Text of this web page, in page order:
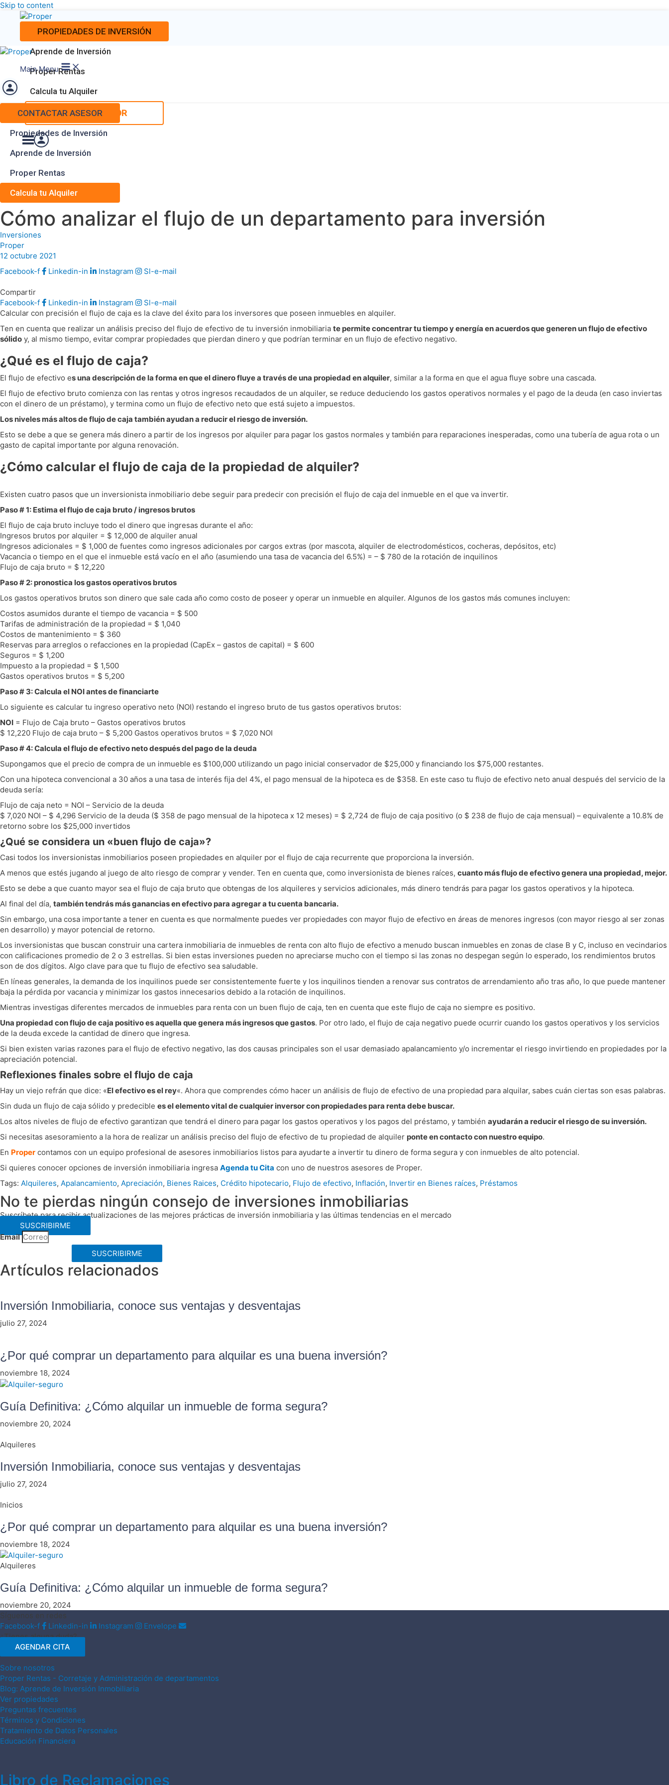
Skip to content
PROPIEDADES DE INVERSIÓN
Aprende de Inversión
Proper Rentas
Calcula tu Alquiler
CONTACTAR ASESOR
Main Menu
CONTACTAR ASESOR
Propiedades de Inversión
Aprende de Inversión
Proper Rentas
Calcula tu Alquiler
Cómo analizar el flujo de un departamento para inversión
Inversiones
Proper
12 octubre 2021
Facebook-f
Linkedin-in Instagram Sl-e-mail
Compartir
Facebook-f
Linkedin-in Instagram
Sl-e-mail
Calcular con precisión el flujo de caja es la clave del éxito para los inversores que poseen inmuebles en alquiler.
Ten en cuenta que realizar un análisis preciso del flujo de efectivo de tu inversión inmobiliaria te permite concentrar tu tiempo y energía en acuerdos que generen un flujo de efectivo
sólido y, al mismo tiempo, evitar comprar propiedades que pierdan dinero y que podrían terminar en un flujo de efectivo negativo.
¿Qué es el flujo de caja?
El flujo de efectivo es una descripción de la forma en que el dinero fluye a través de una propiedad en alquiler, similar a la forma en que el agua fluye sobre una cascada.
El flujo de efectivo bruto comienza con las rentas y otros ingresos recaudados de un alquiler, se reduce deduciendo los gastos operativos normales y el pago de la deuda (en caso inviertas
con el dinero de un préstamo), y termina como un flujo de efectivo neto que está sujeto a impuestos.
Los niveles más altos de flujo de caja también ayudan a reducir el riesgo de inversión.
Esto se debe a que se genera más dinero a partir de los ingresos por alquiler para pagar los gastos normales y también para reparaciones inesperadas, como una tubería de agua rota o un
gasto de capital importante por alguna renovación.
¿Cómo calcular el flujo de caja de la propiedad de alquiler?
Existen cuatro pasos que un inversionista inmobiliario debe seguir para predecir con precisión el flujo de caja del inmueble en el que va invertir.
Paso # 1: Estima el flujo de caja bruto / ingresos brutos
El flujo de caja bruto incluye todo el dinero que ingresas durante el año:
Ingresos brutos por alquiler = $ 12,000 de alquiler anual
Ingresos adicionales = $ 1,000 de fuentes como ingresos adicionales por cargos extras (por mascota, alquiler de electrodomésticos, cocheras, depósitos, etc)
Vacancia o tiempo en el que el inmueble está vacío en el año (asumiendo una tasa de vacancia del 6.5%) = – $ 780 de la rotación de inquilinos
Flujo de caja bruto = $ 12,220
Paso # 2: pronostica los gastos operativos brutos
Los gastos operativos brutos son dinero que sale cada año como costo de poseer y operar un inmueble en alquiler. Algunos de los gastos más comunes incluyen:
Costos asumidos durante el tiempo de vacancia = $ 500
Tarifas de administración de la propiedad = $ 1,040
Costos de mantenimiento = $ 360
Reservas para arreglos o refacciones en la propiedad (CapEx – gastos de capital) = $ 600
Seguros = $ 1,200
Impuesto a la propiedad = $ 1,500
Gastos operativos brutos = $ 5,200
Paso # 3: Calcula el NOI antes de financiarte
Lo siguiente es calcular tu ingreso operativo neto (NOI) restando el ingreso bruto de tus gastos operativos brutos:
NOI = Flujo de Caja bruto – Gastos operativos brutos
$ 12,220 Flujo de caja bruto – $ 5,200 Gastos operativos brutos = $ 7,020 NOI
Paso # 4: Calcula el flujo de efectivo neto después del pago de la deuda
Supongamos que el precio de compra de un inmueble es $100,000 utilizando un pago inicial conservador de $25,000 y financiando los $75,000 restantes.
Con una hipoteca convencional a 30 años a una tasa de interés fija del 4%, el pago mensual de la hipoteca es de $358. En este caso tu flujo de efectivo neto anual después del servicio de la
deuda sería:
Flujo de caja neto = NOI – Servicio de la deuda
$ 7,020 NOI – $ 4,296 Servicio de la deuda ($ 358 de pago mensual de la hipoteca x 12 meses) = $ 2,724 de flujo de caja positivo (o $ 238 de flujo de caja mensual) – equivalente a 10.8% de
retorno sobre los $25,000 invertidos
¿Qué se considera un «buen flujo de caja»?
Casi todos los inversionistas inmobiliarios poseen propiedades en alquiler por el flujo de caja recurrente que proporciona la inversión.
A menos que estés jugando al juego de alto riesgo de comprar y vender. Ten en cuenta que, como inversionista de bienes raíces, cuanto más flujo de efectivo genera una propiedad, mejor.
Esto se debe a que cuanto mayor sea el flujo de caja bruto que obtengas de los alquileres y servicios adicionales, más dinero tendrás para pagar los gastos operativos y la hipoteca.
Al final del día, también tendrás más ganancias en efectivo para agregar a tu cuenta bancaria.
Sin embargo, una cosa importante a tener en cuenta es que normalmente puedes ver propiedades con mayor flujo de efectivo en áreas de menores ingresos (con mayor riesgo al ser zonas
en desarrollo) y mayor potencial de retorno.
Los inversionistas que buscan construir una cartera inmobiliaria de inmuebles de renta con alto flujo de efectivo a menudo buscan inmuebles en zonas de clase B y C, incluso en vecindarios
con calificaciones promedio de 2 o 3 estrellas. Si bien estas inversiones pueden no apreciarse mucho con el tiempo si las zonas no despegan según lo esperado, los rendimientos brutos
son de dos dígitos. Algo clave para que tu flujo de efectivo sea saludable.
En líneas generales, la demanda de los inquilinos puede ser consistentemente fuerte y los inquilinos tienden a renovar sus contratos de arrendamiento año tras año, lo que puede mantener
baja la pérdida por vacancia y minimizar los gastos innecesarios debido a la rotación de inquilinos.
Mientras investigas diferentes mercados de inmuebles para renta con un buen flujo de caja, ten en cuenta que este flujo de caja no siempre es positivo.
Una propiedad con flujo de caja positivo es aquella que genera más ingresos que gastos. Por otro lado, el flujo de caja negativo puede ocurrir cuando los gastos operativos y los servicios
de la deuda excede la cantidad de dinero que ingresa.
Si bien existen varias razones para el flujo de efectivo negativo, las dos causas principales son el usar demasiado apalancamiento y/o incrementar el riesgo invirtiendo en propiedades por la
apreciación potencial.
Reflexiones finales sobre el flujo de caja
Hay un viejo refrán que dice: «El efectivo es el rey«. Ahora que comprendes cómo hacer un análisis de flujo de efectivo de una propiedad para alquilar, sabes cuán ciertas son esas palabras.
Sin duda un flujo de caja sólido y predecible es el elemento vital de cualquier inversor con propiedades para renta debe buscar.
Los altos niveles de flujo de efectivo garantizan que tendrá el dinero para pagar los gastos operativos y los pagos del préstamo, y también ayudarán a reducir el riesgo de su inversión.
Si necesitas asesoramiento a la hora de realizar un análisis preciso del flujo de efectivo de tu propiedad de alquiler ponte en contacto con nuestro equipo.
En Proper contamos con un equipo profesional de asesores inmobiliarios listos para ayudarte a invertir tu dinero de forma segura y con inmuebles de alto potencial.
Si quieres conocer opciones de inversión inmobiliaria ingresa Agenda tu Cita con uno de nuestros asesores de Proper.
Tags: Alquileres, Apalancamiento, Apreciación, Bienes Raices, Crédito hipotecario, Flujo de efectivo, Inflación, Invertir en Bienes raíces, Préstamos
No te pierdas ningún consejo de inversiones inmobiliarias
Suscríbete para recibir actualizaciones de las mejores prácticas de inversión inmobiliaria y las últimas tendencias en el mercado
SUSCRIBIRME
Email
SUSCRIBIRME
Artículos relacionados
Inversión Inmobiliaria, conoce sus ventajas y desventajas
julio 27, 2024
¿Por qué comprar un departamento para alquilar es una buena inversión?
noviembre 18, 2024
Guía Definitiva: ¿Cómo alquilar un inmueble de forma segura?
noviembre 20, 2024
Alquileres
Inversión Inmobiliaria, conoce sus ventajas y desventajas
julio 27, 2024
Inicios
¿Por qué comprar un departamento para alquilar es una buena inversión?
noviembre 18, 2024
Alquileres
Guía Definitiva: ¿Cómo alquilar un inmueble de forma segura?
noviembre 20, 2024
Síguenos en redes
Facebook-f
Linkedin-in Instagram
Envelope
¿Tienes alguna duda?
AGENDAR CITA
Sobre nosotros
Proper Rentas - Corretaje y Administración de departamentos
Blog: Aprende de Inversión Inmobiliaria
Ver propiedades
Preguntas frecuentes
Términos y Condiciones
Tratamiento de Datos Personales
Educación Financiera
Libro de Reclamaciones